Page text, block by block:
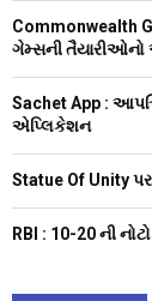
Commonwealth
ગેમ્સની તૈયારીઓનો
Sachet App :
એપ્લિકેશન
Statue Of Unity
RBI : ₹10-20 ની